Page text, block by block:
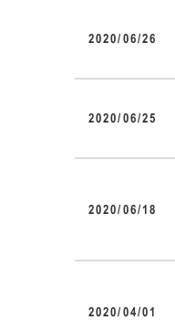
2020/06/26
2020/06/25
2020/06/18
2020/04/01